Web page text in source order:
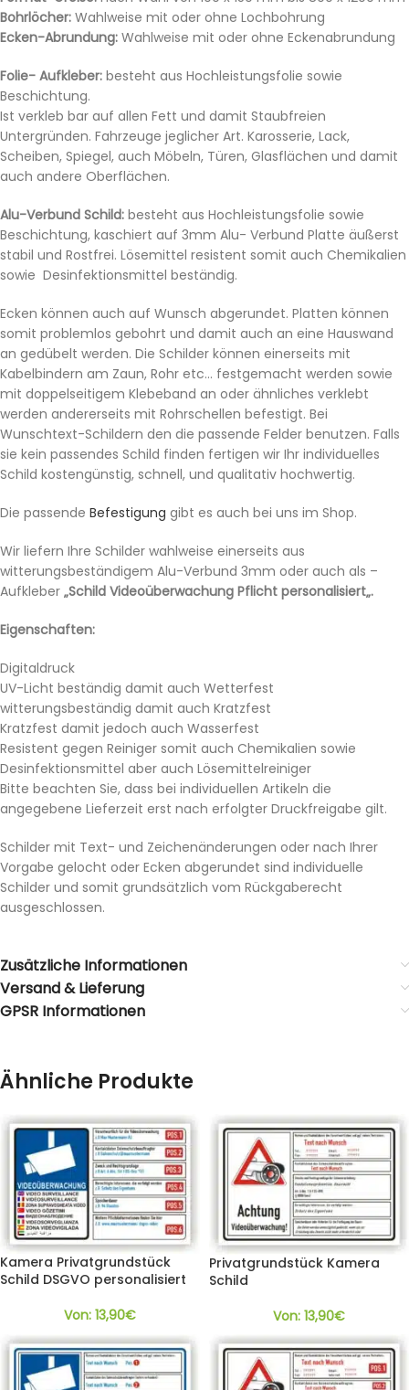
Bohrlöcher: Wahlweise mit oder ohne Lochbohrung
Ecken-Abrundung: Wahlweise mit oder ohne Eckenabrundung
Folie- Aufkleber: besteht aus Hochleistungsfolie sowie
Beschichtung.
Ist verkleb bar auf allen Fett und damit Staubfreien
Untergründen. Fahrzeuge jeglicher Art. Karosserie, Lack,
Scheiben, Spiegel, auch Möbeln, Türen, Glasflächen und damit
auch andere Oberflächen.
Alu-Verbund Schild: besteht aus Hochleistungsfolie sowie
Beschichtung, kaschiert auf 3mm Alu- Verbund Platte äußerst
stabil und Rostfrei. Lösemittel resistent somit auch Chemikalien
sowie Desinfektionsmittel beständig.
Ecken können auch auf Wunsch abgerundet. Platten können
somit problemlos gebohrt und damit auch an eine Hauswand
an gedübelt werden. Die Schilder können einerseits mit
Kabelbindern am Zaun, Rohr etc… festgemacht werden sowie
mit doppelseitigem Klebeband an oder ähnliches verklebt
werden andererseits mit Rohrschellen befestigt. Bei
Wunschtext-Schildern den die passende Felder benutzen. Falls
sie kein passendes Schild finden fertigen wir Ihr individuelles
Schild kostengünstig, schnell, und qualitativ hochwertig.
Die passende Befestigung gibt es auch bei uns im Shop.
Wir liefern Ihre Schilder wahlweise einerseits aus
witterungsbeständigem Alu-Verbund 3mm oder auch als –
Aufkleber „Schild Videoüberwachung Pflicht personalisiert„.
Eigenschaften:
Digitaldruck
UV-Licht beständig damit auch Wetterfest
witterungsbeständig damit auch Kratzfest
Kratzfest damit jedoch auch Wasserfest
Resistent gegen Reiniger somit auch Chemikalien sowie
Desinfektionsmittel aber auch Lösemittelreiniger
Bitte beachten Sie, dass bei individuellen Artikeln die
angegebene Lieferzeit erst nach erfolgter Druckfreigabe gilt.
Schilder mit Text- und Zeichenänderungen oder nach Ihrer
Vorgabe gelocht oder Ecken abgerundet sind individuelle
Schilder und somit grundsätzlich vom Rückgaberecht
ausgeschlossen.
Zusätzliche Informationen
Versand & Lieferung
GPSR Informationen
Ähnliche Produkte
Kamera Privatgrundstück
Schild DSGVO personalisiert
Von: 13,90€
Privatgrundstück Kamera
Schild
Von: 13,90€